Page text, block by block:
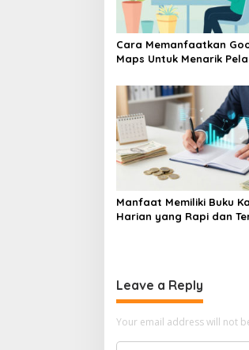
Cara Memanfaatkan
Maps Untuk Menarik
Manfaat Memiliki Buku
Harian yang Rapi dan
Leave a Reply
Your email address will not